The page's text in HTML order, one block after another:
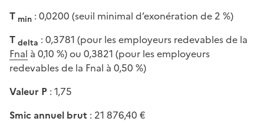
T min : 0,0200 (seuil minimal d’exonération de 2 %)
T delta : 0,3781 (pour les employeurs redevables de la
Fnal à 0,10 %) ou 0,3821 (pour les employeurs
redevables de la Fnal à 0,50 %)
Valeur P : 1,75
Smic annuel brut : 21 876,40 €